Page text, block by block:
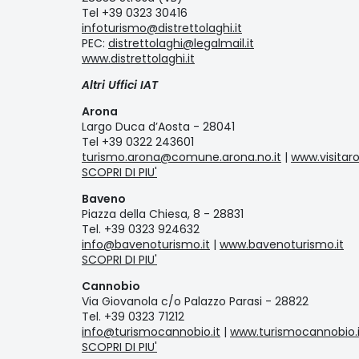
Tel +39 0323 30416
infoturismo@distrettolaghi.it
PEC: distrettolaghi@legalmail.it
www.distrettolaghi.it
Altri Uffici IAT
Arona
Largo Duca d’Aosta - 28041
Tel +39 0322 243601
turismo.arona@comune.arona.no.it |
SCOPRI DI PIU'
Baveno
Piazza della Chiesa, 8 - 28831
Tel. +39 0323 924632
info@bavenoturismo.it | www.bavenoturismo.it
SCOPRI DI PIU'
Cannobio
Via Giovanola c/o Palazzo Parasi - 28822
Tel. +39 0323 71212
info@turismocannobio.it |
SCOPRI DI PIU'